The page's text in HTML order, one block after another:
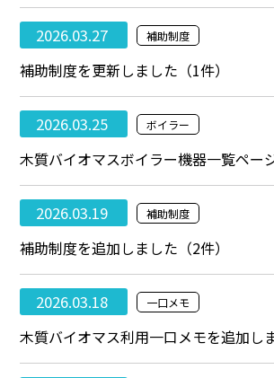
2026.03.27 補助制度
補助制度を更新しました（1件）
2026.03.25 ボイラー
木質バイオマスボイラー機器一覧ペー
2026.03.19 補助制度
補助制度を追加しました（2件）
2026.03.18 一口メモ
木質バイオマス利用一口メモを追加し